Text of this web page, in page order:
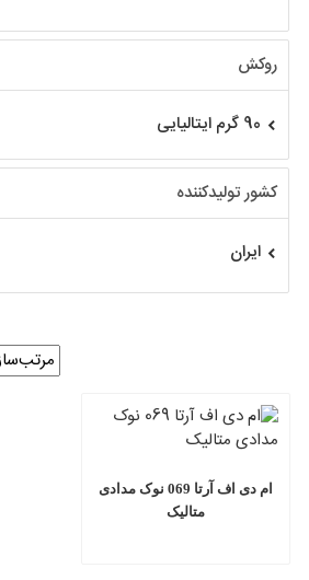
روکش
90 گرم ایتالیایی
کشور تولیدکننده
ایران
ام دی اف آرتا 069 نوک مدادی
متالیک